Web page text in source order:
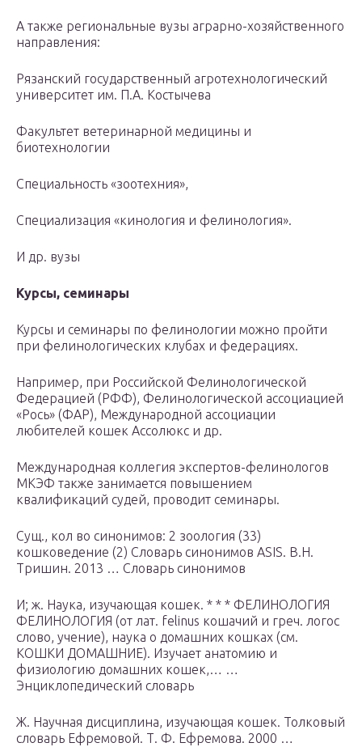
А также региональные вузы аграрно-хозяйственного
направления:
Рязанский государственный агротехнологический
университет им. П.А. Костычева
Факультет ветеринарной медицины и
биотехнологии
Специальность «зоотехния»,
Специализация «кинология и фелинология».
И др. вузы
Курсы, семинары
Курсы и семинары по фелинологии можно пройти
при фелинологических клубах и федерациях.
Например, при Российской Фелинологической
Федерацией (РФФ), Фелинологической ассоциацией
«Рось» (ФАР), Международной ассоциации
любителей кошек Ассолюкс и др.
Международная коллегия экспертов-фелинологов
МКЭФ также занимается повышением
квалификаций судей, проводит семинары.
Сущ., кол во синонимов: 2 зоология (33)
кошковедение (2) Словарь синонимов ASIS. В.Н.
Тришин. 2013 … Словарь синонимов
И; ж. Наука, изучающая кошек. * * * ФЕЛИНОЛОГИЯ
ФЕЛИНОЛОГИЯ (от лат. felinus кошачий и греч. логос
слово, учение), наука о домашних кошках (см.
КОШКИ ДОМАШНИЕ). Изучает анатомию и
физиологию домашних кошек,… …
Энциклопедический словарь
Ж. Научная дисциплина, изучающая кошек. Толковый
словарь Ефремовой. Т. Ф. Ефремова. 2000 …